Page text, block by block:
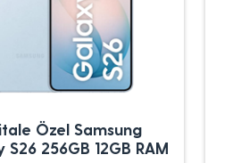
Özel Samsung
S26 256GB 12GB RAM